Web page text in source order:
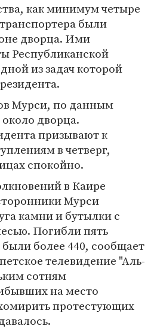
как минимум четыре
были
дворца. Ими
Республиканской
из задач которой
Мурси, по данным
дворца.
призывают к
в четверг,
спокойно.
в Каире
Мурси
камни и бутылки с
Погибли пять
более 440, сообщает
телевидение "Аль-
сотням
на место
протестующих